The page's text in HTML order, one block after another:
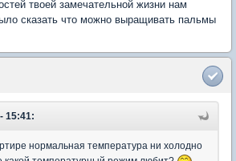
твоей замечательной жизни нам
сказать что можно выращивать пальмы
15:41:
нормальная температура ни холодно